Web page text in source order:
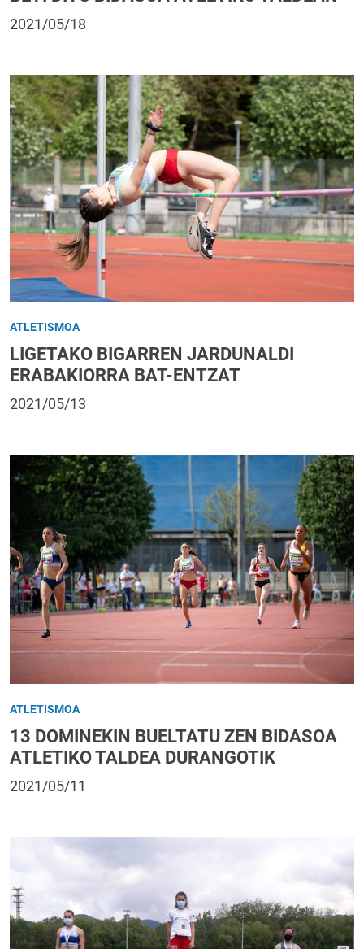
2021/05/18
ATLETISMOA
LIGETAKO BIGARREN JARDUNALDI
ERABAKIORRA BAT-ENTZAT
2021/05/13
ATLETISMOA
13 DOMINEKIN BUELTATU ZEN BIDASOA
ATLETIKO TALDEA DURANGOTIK
2021/05/11